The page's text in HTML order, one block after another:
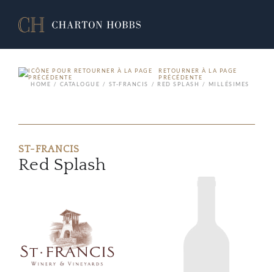
RETOURNER À LA PAGE
PRÉCÉDENTE
HOME
CATALOGUE ST-FRANCIS RED SPLASH MILLÉSIMES
ST-FRANCIS
Red Splash